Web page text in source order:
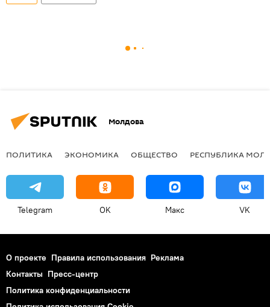
Молдова
ПОЛИТИКА ЭКОНОМИКА ОБЩЕСТВО РЕСПУБЛИКА
Telegram OK Макс VK
О проекте Правила использования Реклама
Контакты Пресс-центр
Политика конфиденциальности